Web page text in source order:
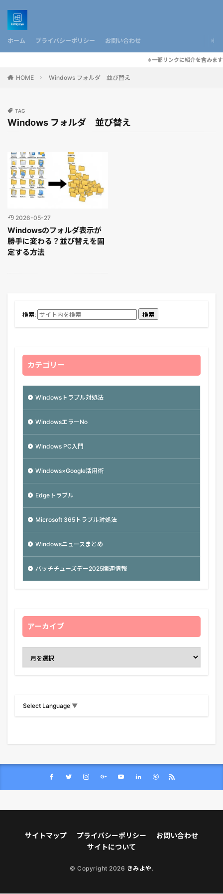
ホーム プライバシーポリシー お問い合わせ
※一部リンクに紹介を含みます
HOME Windows フォルダ 並び替え
TAG
Windows フォルダ 並び替え
2026-05-27
Windowsのフォルダ表示が
勝手に変わる？並び替えを固
定する方法
検索: 検索
カテゴリー
Windowsトラブル対処法
WindowsエラーNo
Windows PC入門
Windows×Google活用術
Edgeトラブル
Microsoft 365トラブル対処法
Windowsニュースまとめ
バッチチューズデー2025関連情報
アーカイブ
Select Language ▼
サイトマップ プライバシーポリシー
お問い合わせ
サイトについて
© Copyright 2026 きみよや .